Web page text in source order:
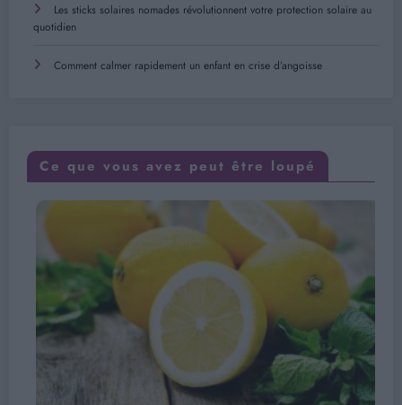
Les sticks solaires nomades révolutionnent votre protection solaire au
quotidien
Comment calmer rapidement un enfant en crise d’angoisse
Ce que vous avez peut être loupé